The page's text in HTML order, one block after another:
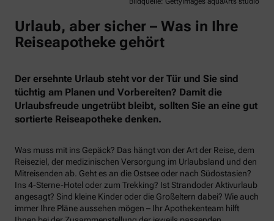
Urlaub, aber sicher – Was in Ihre
Reiseapotheke gehört
Der ersehnte Urlaub steht vor der Tür und Sie sind
tüchtig am Planen und Vorbereiten? Damit die
Urlaubsfreude ungetrübt bleibt, sollten Sie an eine gut
sortierte Reiseapotheke denken.
Was muss mit ins Gepäck? Das hängt von der Art der Reise, dem
Reiseziel, der medizinischen Versorgung im Urlaubsland und den
Mitreisenden ab. Geht es an die Ostsee oder nach Südostasien?
Ins 4-Sterne-Hotel oder zum Trekking? Ist Strandoder Aktivurlaub
angesagt? Sind kleine Kinder oder die Großeltern dabei? Wie auch
immer Ihre Pläne aussehen mögen – Ihr Apothekenteam hilft